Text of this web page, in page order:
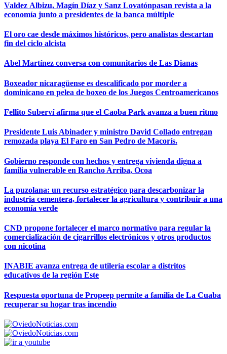
Valdez Albizu, Magín Díaz y Sanz Lovatónpasan revista a la
economía junto a presidentes de la banca múltiple
El oro cae desde máximos históricos, pero analistas descartan
fin del ciclo alcista
Abel Martínez conversa con comunitarios de Las Dianas
Boxeador nicaragüense es descalificado por morder a
dominicano en pelea de boxeo de los Juegos Centroamericanos
Fellito Suberví afirma que el Caoba Park avanza a buen ritmo
Presidente Luis Abinader y ministro David Collado entregan
remozada playa El Faro en San Pedro de Macorís.
Gobierno responde con hechos y entrega vivienda digna a
familia vulnerable en Rancho Arriba, Ocoa
La puzolana: un recurso estratégico para descarbonizar la
industria cementera, fortalecer la agricultura y contribuir a una
economía verde
CND propone fortalecer el marco normativo para regular la
comercialización de cigarrillos electrónicos y otros productos
con nicotina
INABIE avanza entrega de utilería escolar a distritos
educativos de la región Este
Respuesta oportuna de Propeep permite a familia de La Cuaba
recuperar su hogar tras incendio